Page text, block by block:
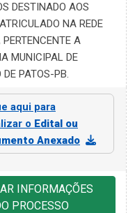
DESTINADO AOS
NA REDE
PERTENCENTE A
MUNICIPAL DE
DE PATOS-PB.
aqui para
o Edital ou
Anexado
INFORMAÇÕES
PROCESSO